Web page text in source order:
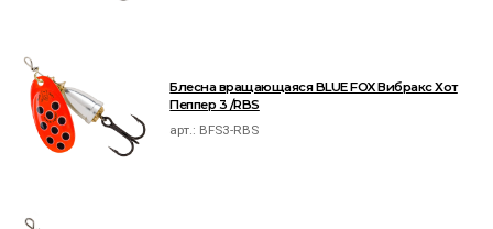
Блесна вращающаяся BLUE FOX Вибракс Хот
Пеппер 3 /RBS
арт.: BFS3-RBS